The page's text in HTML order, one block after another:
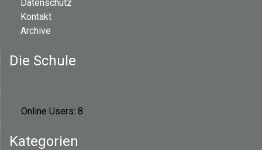
Datenschutz
Kontakt
Archive
Die Schule
Online Users: 8
Kategorien